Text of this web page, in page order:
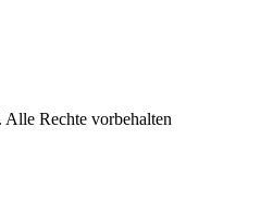
Rechte vorbehalten